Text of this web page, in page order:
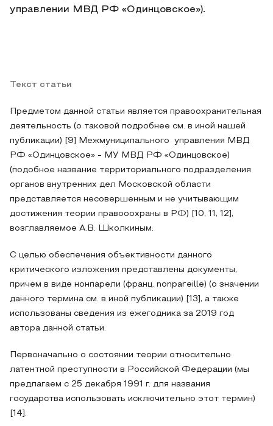
управлении МВД РФ «Одинцовское»).
Текст статьи
Предметом данной статьи является правоохранительная
деятельность (о таковой подробнее см. в иной нашей
публикации) [9] Межмуниципального управления МВД
РФ «Одинцовское» - МУ МВД РФ «Одинцовское)
(подобное название территориального подразделения
органов внутренних дел Московской области
представляется несовершенным и не учитывающим
достижения теории правооохраны в РФ) [10, 11, 12],
возглавляемое А.В. Школкиным.
С целью обеспечения объективности данного
критического изложения представлены документы,
причем в виде нонпарели (франц. nonpareille) (о значении
данного термина см. в иной публикации) [13], а также
использованы сведения из ежегодника за 2019 год
автора данной статьи.
Первоначально о состоянии теории относительно
латентной преступности в Российской Федерации (мы
предлагаем с 25 декабря 1991 г. для названия
государства использовать исключительно этот термин)
[14].